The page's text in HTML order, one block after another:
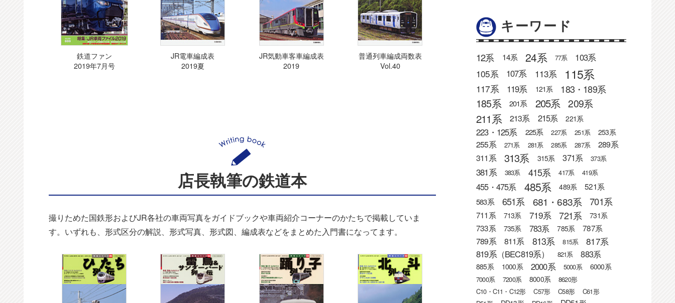
鉄道ファン
2019年7月号
JR電車編成表
2019夏
JR気動車客車編成表
2019
普通列車編成両数表
Vol.40
店長執筆の鉄道本
撮りためた国鉄形およびJR各社の車両写真をガイドブックや車両紹介コーナーのかたちで掲載していま
す。いずれも、形式区分の解説、形式写真、形式図、編成表などをまとめた入門書になってます。
キーワード
12系 14系 24系 77系 103系
105系 107系 113系 115系
117系 119系 121系 183・189系
185系 201系 205系 209系
211系 213系 215系 221系
223・125系 225系 227系 251系 253系
255系 271系 281系 285系 287系
289系
311系
313系 315系 371系 373系
381系 383系 415系 417系 419系
455・475系 485系 489系 521系
583系 651系 681・683系 701系
711系 713系 719系 721系 731系
733系 735系 783系 785系 787系
789系 811系 813系 815系 817系
819系（BEC819系） 821系 883系
885系 1000系 2000系 5000系 6000系
7000系 7200系 8000系
8620形
C10・C11・C12形
C57形 C58形
C61形